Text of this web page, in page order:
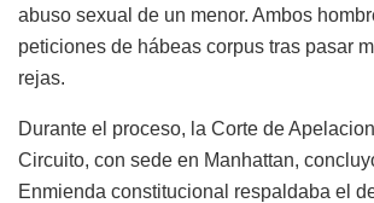
abuso sexual de un menor. Ambos
peticiones de hábeas corpus tras pasar
rejas.
Durante el proceso, la Corte de
Circuito, con sede en Manhattan,
Enmienda constitucional respaldaba el